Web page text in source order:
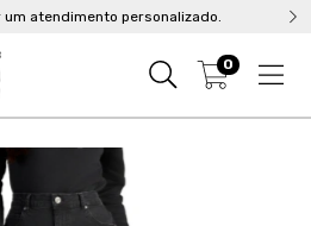
um atendimento personalizado.
0